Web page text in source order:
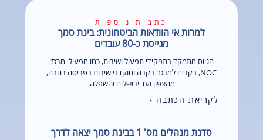
כתבות נוספות
למרות אי הוודאות הביטחונית: בינת סמך
מגייסת כ-80 עובדים
הגיוס מתמקד בתפקידי תפעול ושירות, כמו מפעילי מרכזי
NOC, בקרים למרכזי בקרה ומוקדני שירות בפריסה רחבה,
מהצפון ועד ירושלים והשפלה.
לקריאת הכתבה ›
סדנת מנהלים מס' 1 בבינת סמך יצאה לדרך